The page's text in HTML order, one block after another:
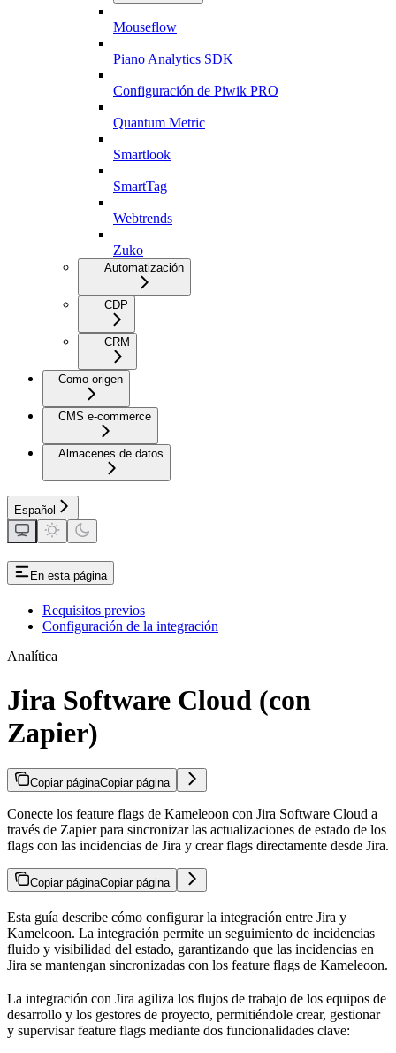
Mouseflow
Piano Analytics SDK
Configuración de Piwik PRO
Quantum Metric
Smartlook
SmartTag
Webtrends
Zuko
Automatización
CDP
CRM
Como origen
CMS e-commerce
Almacenes de datos
Español
En esta página
Requisitos previos
Configuración de la integración
Analítica
Jira Software Cloud (con
Zapier)
Copiar páginaCopiar página
Conecte los feature flags de Kameleoon con Jira Software Cloud a
través de Zapier para sincronizar las actualizaciones de estado de los
flags con las incidencias de Jira y crear flags directamente desde Jira.
Copiar páginaCopiar página
Esta guía describe cómo configurar la integración entre Jira y
Kameleoon. La integración permite un seguimiento de incidencias
fluido y visibilidad del estado, garantizando que las incidencias en
Jira se mantengan sincronizadas con los feature flags de Kameleoon.
La integración con Jira agiliza los flujos de trabajo de los equipos de
desarrollo y los gestores de proyecto, permitiéndole crear, gestionar
y supervisar feature flags mediante dos funcionalidades clave: